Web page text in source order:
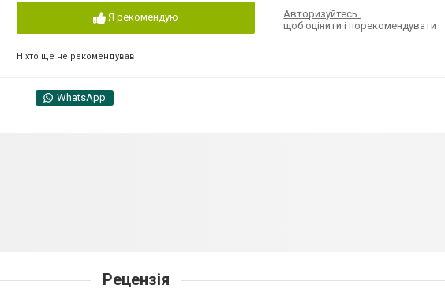
Я рекомендую
Ніхто ще не рекомендував
Авторизуйтесь,
щоб оцінити і порекомендувати
WhatsApp
Рецензія